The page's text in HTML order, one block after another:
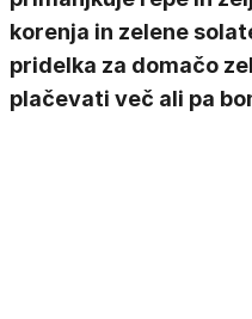
korenja in zelene
pridelka za domačo
plačevati več ali pa